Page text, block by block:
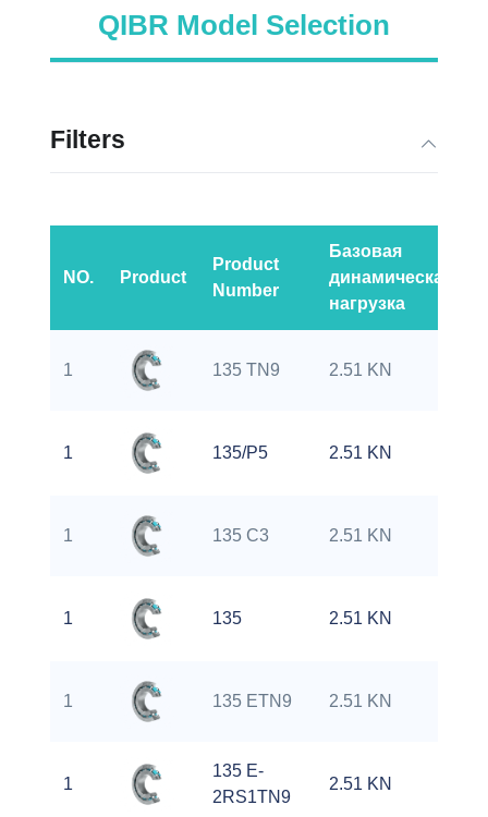
QIBR Model Selection
Filters
NO. Product
Product
Number
Базовая
динамическая
нагрузка
1 135 TN9 2.51 KN
1 135/P5 2.51 KN
1 135 C3 2.51 KN
1 135 2.51 KN
1 135 ETN9 2.51 KN
1
135 E-
2RS1TN9
2.51 KN